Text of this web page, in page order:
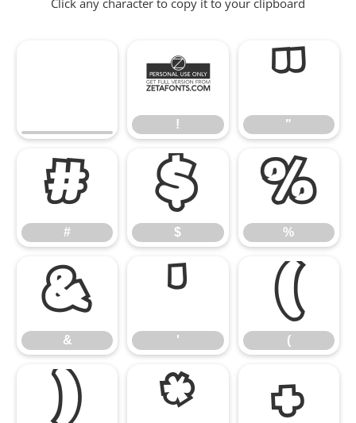
Click any character to copy it to your clipboard
!
!
"
"
#
#
$
$
%
%
&
&
'
'
(
(
) * +